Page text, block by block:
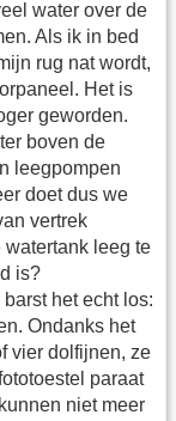
water over de
Als ik in bed
rug nat wordt,
Het is
geworden.
boven de
leegpompen
doet dus we
vertrek
watertank leeg te
is?
het echt los:
Ondanks het
vier dolfijnen, ze
paraat
niet meer